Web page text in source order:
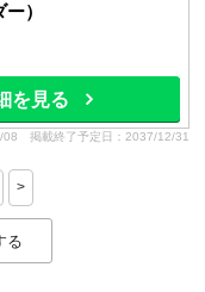
）
を見る
08 掲載終了予定日：2037/12/31
>
る